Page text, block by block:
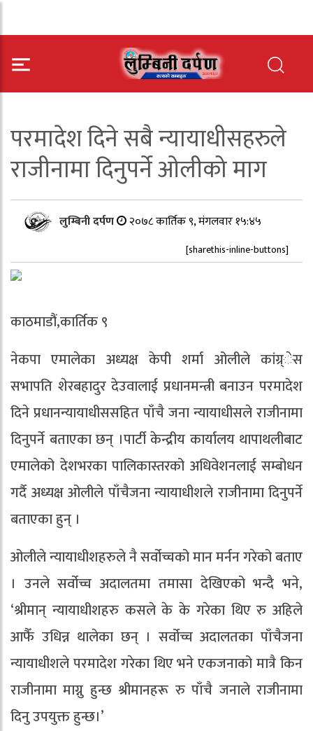
परमादेश दिने सबै न्यायाधीसहरुले
राजीनामा दिनुपर्ने ओलीको माग
लुम्बिनी दर्पण २०७८ कार्तिक ९, मंगलवार १५:४५
[sharethis-inline-buttons]
काठमाडौं,कार्तिक ९
नेकपा एमालेका अध्यक्ष केपी शर्मा ओलीले कांग्र्ेस
सभापति शेरबहादुर देउवालाई प्रधानमन्त्री बनाउन परमादेश
दिने प्रधानन्यायाधीससहित पाँचै जना न्यायाधीसले राजीनामा
दिनुपर्ने बताएका छन् ।पार्टी केन्द्रीय कार्यालय थापाथलीबाट
एमालेको देशभरका पालिकास्तरको अधिवेशनलाई सम्बोधन
गर्दै अध्यक्ष ओलीले पाँचैजना न्यायाधीशले राजीनामा दिनुपर्ने
बताएका हुन् ।
ओलीले न्यायाधीशहरुले नै सर्वोच्चको मान मर्नन गरेको बताए
। उनले सर्वोच्च अदालतमा तमासा देखिएको भन्दै भने,
‘श्रीमान् न्यायाधीशहरु कसले के के गरेका थिए रु अहिले
आफैँ उधिन्न थालेका छन् । सर्वोच्च अदालतका पाँचैजना
न्यायाधीशले परमादेश गरेका थिए भने एकजनाको मात्रै किन
राजीनामा माग्नु हुन्छ श्रीमानहरू रु पाँचै जनाले राजीनामा
दिनु उपयुक्त हुन्छ।’